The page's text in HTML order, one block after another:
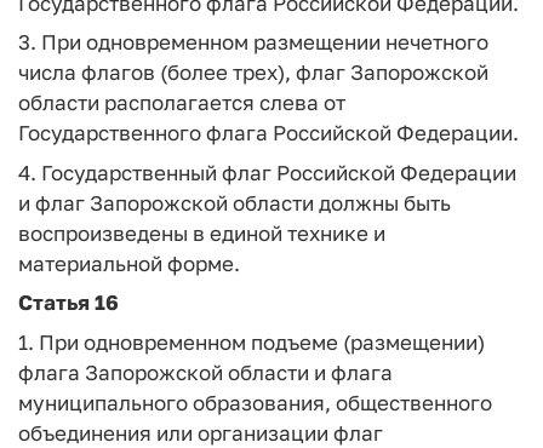
3. При одновременном размещении нечетного
числа флагов (более трех), флаг Запорожской
области располагается слева от
Государственного флага Российской Федерации.
4. Государственный флаг Российской Федерации
и флаг Запорожской области должны быть
воспроизведены в единой технике и
материальной форме.
Статья 16
1. При одновременном подъеме (размещении)
флага Запорожской области и флага
муниципального образования, общественного
объединения или организации флаг